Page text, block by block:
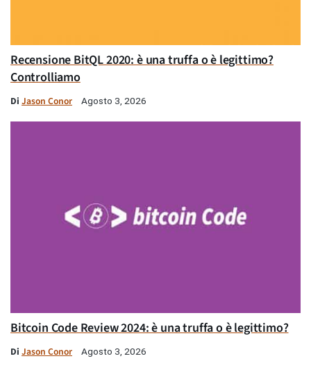
Recensione BitQL 2020: è una truffa o è legittimo?
Controlliamo
Di Jason Conor Agosto 3, 2026
Bitcoin Code Review 2024: è una truffa o è legittimo?
Di Jason Conor Agosto 3, 2026